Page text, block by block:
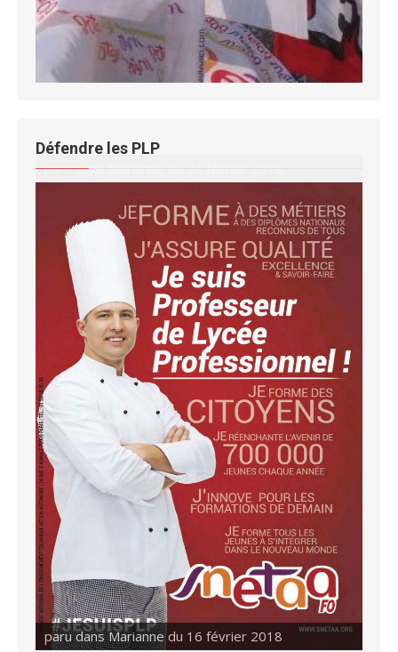
Défendre les PLP
paru dans Marianne du 16 février 2018
paru dans Marianne du 23 février 2018